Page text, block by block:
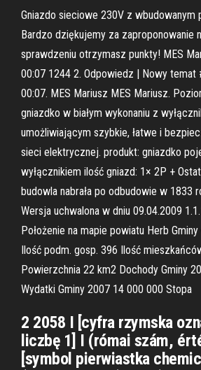
Gniazdo sieciowe 230V z wbudowanym
Bardzo dziękujemy za zaproponowanie
sprawdzeniu otrzymasz punkty! MES
00:07 1244 2. Odpowiedz | Nowy temat
00:07. MES Mariusz MES Mariusz.
gniazdko w białym wykonaniu z
umożliwiającym szybkie, łatwe i
sieci elektrycznej. produkt: gniazdko
wyłącznikiem ilość gniazd: 1× 2P +
budowla nabrała po odbudowie w 1833
Wersja uchwalona w dniu 09.04.2009
Położenie na mapie powiatu Herb
Ilość podm. gosp. 396 Ilość
Powierzchnia 22 km2 Dochody Gminy
Wydatki Gminy 2007 14 000 000 Stopa
2 2058 I [cyfra rzymska
liczbę 1] I (római szám,
[symbol pierwiastka